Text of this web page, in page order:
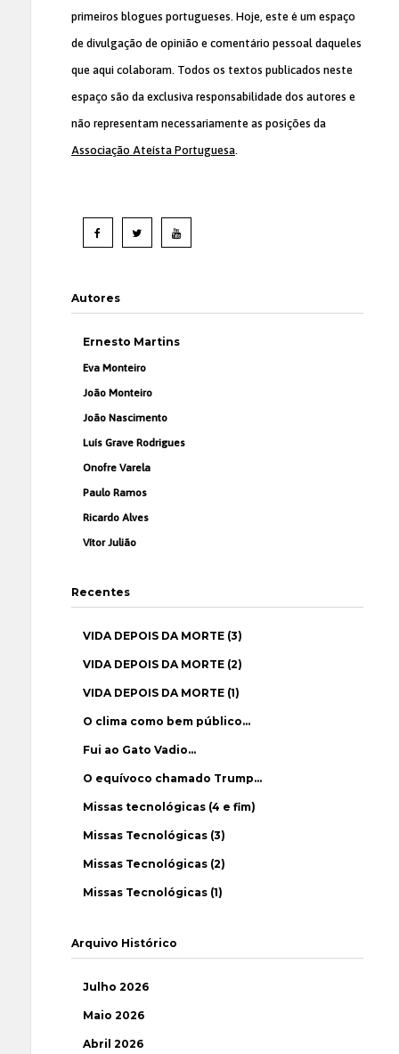
primeiros blogues portugueses. Hoje, este é um espaço
de divulgação de opinião e comentário pessoal daqueles
que aqui colaboram. Todos os textos publicados neste
espaço são da exclusiva responsabilidade dos autores e
não representam necessariamente as posições da
Associação Ateísta Portuguesa.
Autores
Ernesto Martins
Eva Monteiro
João Monteiro
João Nascimento
Luís Grave Rodrigues
Onofre Varela
Paulo Ramos
Ricardo Alves
Vítor Julião
Recentes
VIDA DEPOIS DA MORTE (3)
VIDA DEPOIS DA MORTE (2)
VIDA DEPOIS DA MORTE (1)
O clima como bem público…
Fui ao Gato Vadio…
O equívoco chamado Trump…
Missas tecnológicas (4 e fim)
Missas Tecnológicas (3)
Missas Tecnológicas (2)
Missas Tecnológicas (1)
Arquivo Histórico
Julho 2026
Maio 2026
Abril 2026